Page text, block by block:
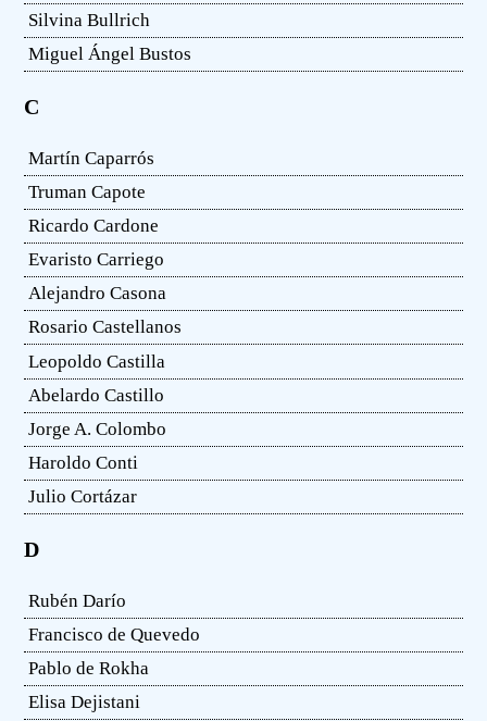
Silvina Bullrich
Miguel Ángel Bustos
C
Martín Caparrós
Truman Capote
Ricardo Cardone
Evaristo Carriego
Alejandro Casona
Rosario Castellanos
Leopoldo Castilla
Abelardo Castillo
Jorge A. Colombo
Haroldo Conti
Julio Cortázar
D
Rubén Darío
Francisco de Quevedo
Pablo de Rokha
Elisa Dejistani